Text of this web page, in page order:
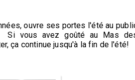
ouvre ses portes l'été au
Si vous avez goûté au Mas
ça continue jusqu'à la fin de l'été!